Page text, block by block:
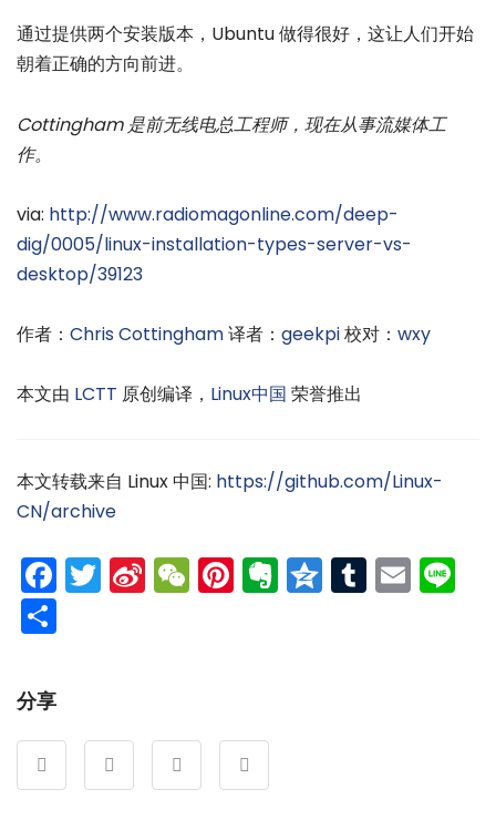
通过提供两个安装版本，Ubuntu 做得很好，这让人们开始
朝着正确的方向前进。
Cottingham 是前无线电总工程师，现在从事流媒体工
作。
via: http://www.radiomagonline.com/deep-
dig/0005/linux-installation-types-server-vs-
desktop/39123
作者： Chris Cottingham译者： geekpi校对： wxy
本文由 LCTT 原创编译， Linux中国 荣誉推出
本文转载来自 Linux 中国: https://github.com/Linux-
CN/archive
Facebook
Twitter
Sina
Weibo
WeChat
Pinterest
Evernote
Qzone
Tumblr
分享